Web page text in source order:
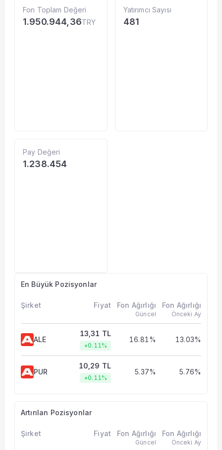
Fon Toplam Değeri
1.950.944,36TRY
Yatırımcı Sayısı
481
Pay Değeri
1.238.454
En Büyük Pozisyonlar
Şirket Fiyat Fon Ağırlığı
Güncel
Fon Ağırlığı
Önceki Ay
ALE
13,31 TL
+0.11%
16.81% 13.03%
PUR
10,29 TL
+0.11%
5.37% 5.76%
Artırılan Pozisyonlar
Şirket Fiyat Fon Ağırlığı
Güncel
Fon Ağırlığı
Önceki Ay